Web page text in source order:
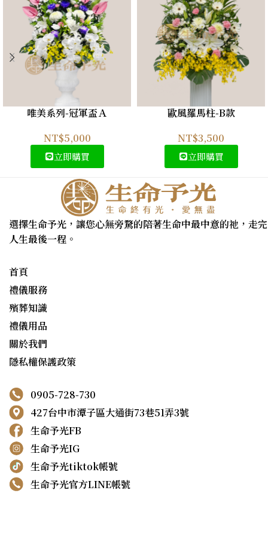
唯美系列-冠軍盃Ａ
NT$5,000
立即購買
歐風羅馬柱-B款
NT$3,500
立即購買
選擇生命予光，讓您心無旁騖的陪著生命中最中意的祂，走完
人生最後一程。
首頁
禮儀服務
殯葬知識
禮儀用品
關於我們
隱私權保護政策
0905-728-730
427台中市潭子區大通街73巷51弄3號
生命予光FB
生命予光IG
生命予光tiktok帳號
生命予光官方LINE帳號